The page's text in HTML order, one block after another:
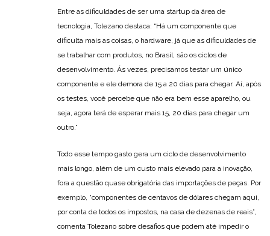
Entre as dificuldades de ser uma startup da área de
tecnologia, Tolezano destaca: “Há um componente que
dificulta mais as coisas, o hardware, já que as dificuldades de
se trabalhar com produtos, no Brasil, são os ciclos de
desenvolvimento. Ás vezes, precisamos testar um único
componente e ele demora de 15 a 20 dias para chegar. Aí, após
os testes, você percebe que não era bem esse aparelho, ou
seja, agora terá de esperar mais 15, 20 dias para chegar um
outro.”
Todo esse tempo gasto gera um ciclo de desenvolvimento
mais longo, além de um custo mais elevado para a inovação,
fora a questão quase obrigatória das importações de peças. Por
exemplo, “componentes de centavos de dólares chegam aqui,
por conta de todos os impostos, na casa de dezenas de reais”,
comenta Tolezano sobre desafios que podem até impedir o